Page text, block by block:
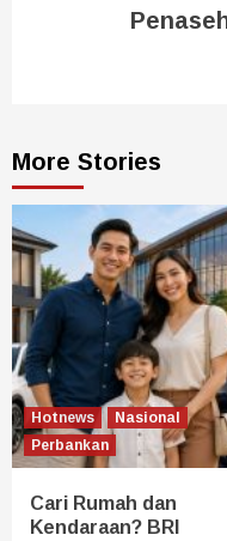
More Stories
Hotnews
Nasional
Perbankan
Cari Rumah dan
Kendaraan? BRI